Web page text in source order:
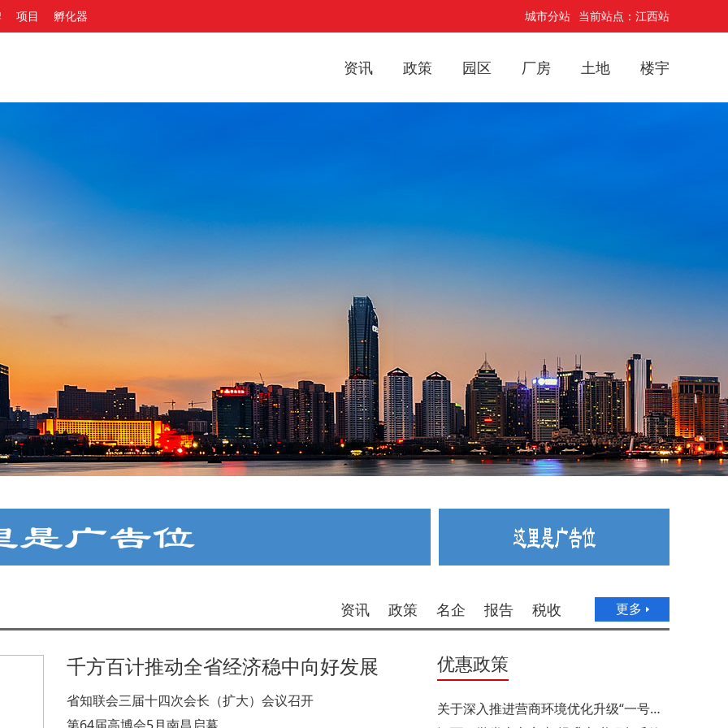
项目 孵化器 城市分站 当前站点：江西站
资讯 政策 园区 厂房 土地 楼宇
更多
资讯 政策 名企 报告 税收
千方百计推动全省经济稳中向好发展
省知联会三届十四次会长（扩大）会议召开
优惠政策
关于深入推进营商环境优化升级“一号改革工程”的意见